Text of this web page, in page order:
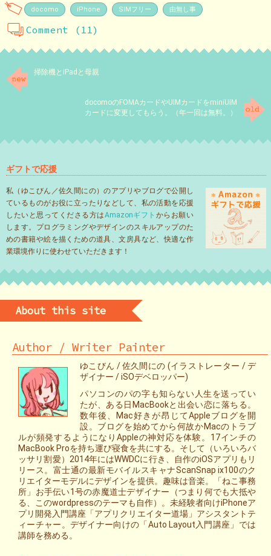
docomo iPhone SIMフリー 由無し事
Comment (11)
掃除機とiPadと母親
docomoのFOMAカードやUIMカードをminiUIM
カードに変更してもらう。（年一回は無料。）
ギフトで応援
私（ゆこびん／佐久間にの）のアプリやブログで公開し
ているものがお役に立ったりなどして、私の活動を応援
したいと思ってくださる方はAmazonギフト からお願い
します。プログラミングやデザインのスキルアップのた
めの書籍や絵を描くための道具、文房具など、快適な作
業環境作りに使わせていただきます！
About this site
Author / Writer Painter
ゆこびん / 佐久間にの (イラストレーター / デ
ザイナー / iSOデベロッパー)
パソコンのパの字も知らない人生を送ってい
たが、ある日MacBookと出会い恋に落ちる。
数年後、Mac好きが昂じてAppleブログを開
設。ブログを始めてから何故かMacのトラブ
ルが頻発するようになりAppleの神対応を体験。17インチの
MacBook Proを持ち運び寝食を共にする。そして（いろいろバ
ッサリ割愛）2014年にはWWDCに行き、自作のiOSアプリもリ
リース。富士通の最新モバイルスキャナScanSnap ix100のク
リエイターモデルにデザインを提供。趣味は音楽。「ねこ事務
所」お手伝い1号の赤魔道士デザイナー（つまり何でも大抵や
る、このwordpressのテーマも自作）。未経験者向けiPhoneア
プリ開発入門講座「アプリクリエイター道場」アシスタントテ
ィーチャー。デザイナー向けの「Auto Layout入門講座」では
講師を務める。